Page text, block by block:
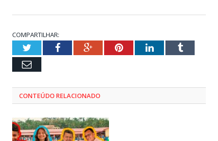
COMPARTILHAR:
TwitterFacebookGoogle+PinterestLinkedInTumblr
Email
CONTEÚDO RELACIONADO